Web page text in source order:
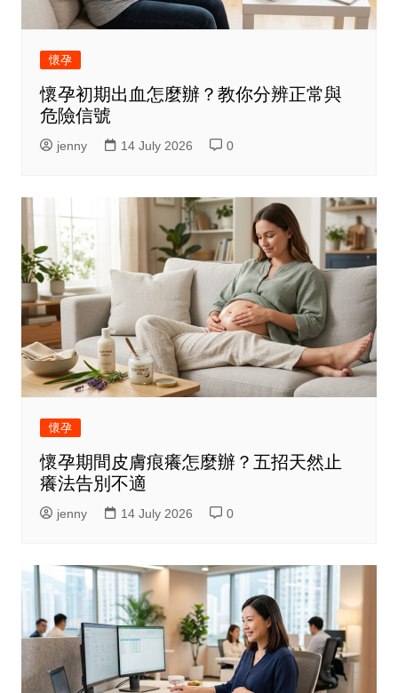
懷孕
懷孕初期出血怎麼辦？教你分辨正常與
危險信號
jenny 14 July 2026 0
懷孕
懷孕期間皮膚痕癢怎麼辦？五招天然止
癢法告別不適
jenny 14 July 2026 0